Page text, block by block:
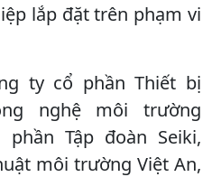
lắp đặt trên phạm vi
ty cổ phần Thiết bị
nghệ môi trường
Tập đoàn Seiki,
môi trường Việt An,